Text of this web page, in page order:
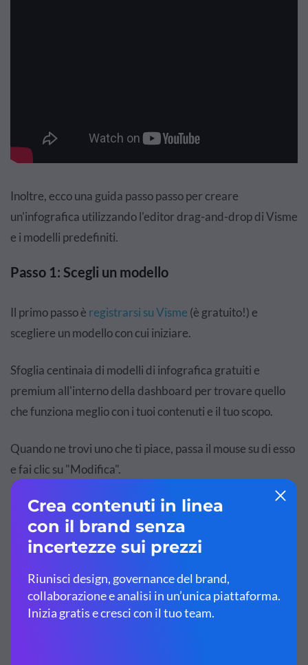
Inoltre, ecco una guida passo passo per creare
un'infografica utilizzando l'editor drag-and-drop di Visme
e i modelli predefiniti.
Passo 1: Scegli un modello
Il primo passoè registrarsi su Visme (è gratuito!) e
scegliere un modello con cui iniziare.
Sfoglia centinaia di modelli di infografica gratuiti e
premium all'interno della dashboard per trovare quello
che funziona meglio con i tuoi contenuti e il tuo scopo.
Quando ne trovi uno che ti piace, passa il mouse su di esso
e fai clic su "Modifica".